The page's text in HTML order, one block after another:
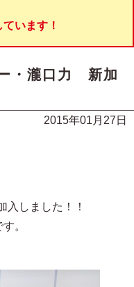
います！
・瀧口力 新加
2015年01月27日
入しました！！
。